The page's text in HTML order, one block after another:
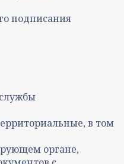
подписания
в том
органе,